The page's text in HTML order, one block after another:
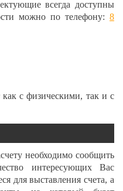
всегда доступны
можно по телефону: 8
с физическими, так и с
необходимо сообщить
интересующих Вас
для выставления счета, а